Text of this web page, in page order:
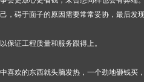
，碍于面子的原因需要常常妥协，最后发
保证工程质量和服务跟得上。
喜欢的东西就头脑发热，一个劲地砸钱买